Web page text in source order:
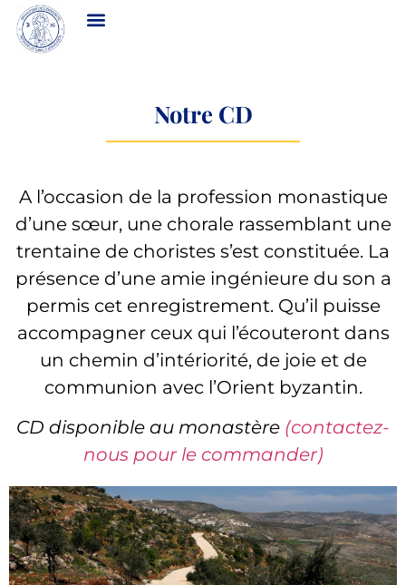
Notre CD
A l’occasion de la profession monastique
d’une sœur, une chorale rassemblant une
trentaine de choristes s’est constituée. La
présence d’une amie ingénieure du son a
permis cet enregistrement. Qu’il puisse
accompagner ceux qui l’écouteront dans
un chemin d’intériorité, de joie et de
communion avec l’Orient byzantin.
CD disponible au monastère (contactez-
nous pour le commander)